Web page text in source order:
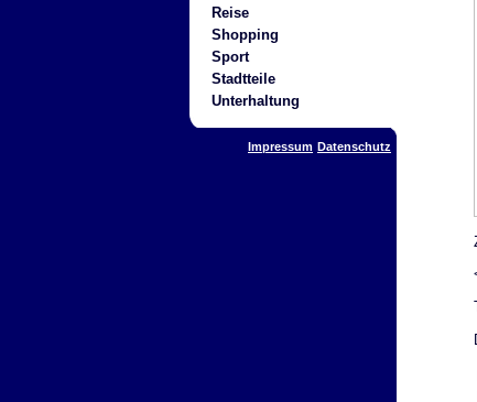
Reise
Shopping
Sport
Stadtteile
Unterhaltung
Impressum Datenschutz